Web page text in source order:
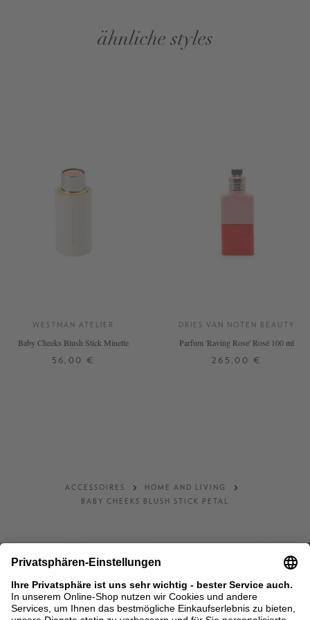
ähnliche styles
WESTMAN ATELIER
Baby Cheeks Blush Stick Minette
56,00 €
DRIES VAN NOTEN BEAUTY
Parfum 'Raving Rose' Rosé 100 ml
265,00 €
ACCESSOIRES
HOME AND LIVING
BABY CHEEKS BLUSH STICK PETAL